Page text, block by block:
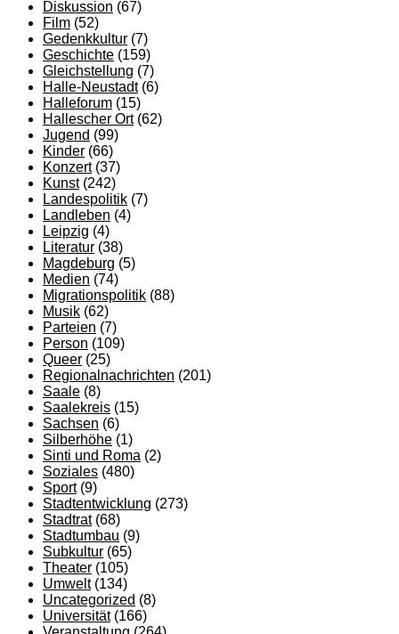
Diskussion (67)
Film (52)
Gedenkkultur (7)
Geschichte (159)
Gleichstellung (7)
Halle-Neustadt(6)
Halleforum (15)
Hallescher Ort(62)
Jugend (99)
Kinder (66)
Konzert(37)
Kunst(242)
Landespolitik (7)
Landleben (4)
Leipzig (4)
Literatur (38)
Magdeburg (5)
Medien (74)
Migrationspolitik (88)
Musik (62)
Parteien (7)
Person (109)
Queer (25)
Regionalnachrichten (201)
Saale (8)
Saalekreis (15)
Sachsen (6)
Silberhöhe (1)
Sinti und Roma (2)
Soziales (480)
Sport(9)
Stadtentwicklung (273)
Stadtrat(68)
Stadtumbau (9)
Subkultur (65)
Theater (105)
Umwelt(134)
Uncategorized (8)
Universität(166)